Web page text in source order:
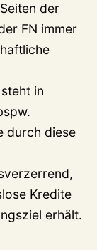
der
FN immer
in
durch diese
Kredite
erhält.